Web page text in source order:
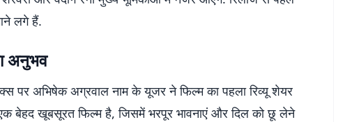
लगे हैं.
अनुभव
पर अभिषेक अग्रवाल नाम के यूजर ने फिल्म का पहला रिव्यू शेयर
एक बेहद खूबसूरत फिल्म है, जिसमें भरपूर भावनाएं और दिल को छू लेने